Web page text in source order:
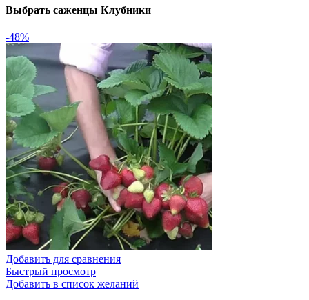
Выбрать саженцы Клубники
-48%
Добавить для сравнения
Быстрый просмотр
Добавить в список желаний